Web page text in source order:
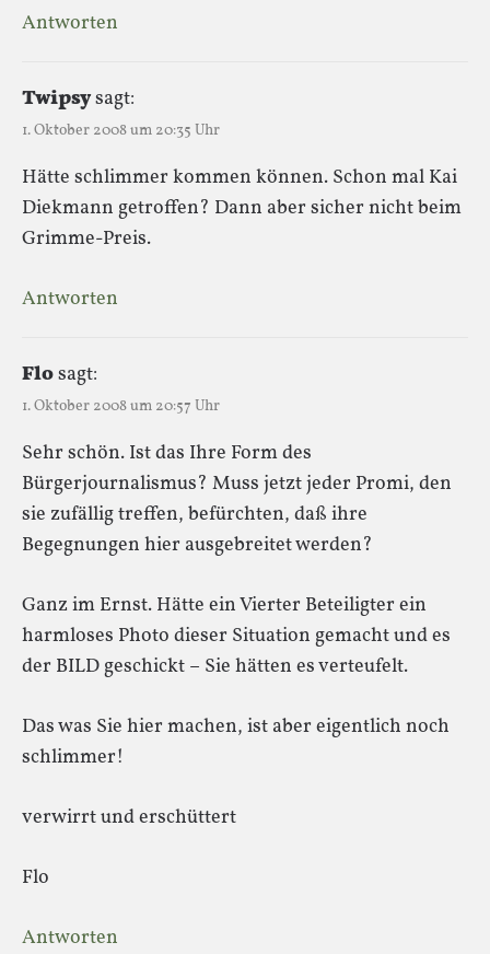
Antworten
Twipsysagt:
1. Oktober 2008 um 20:35 Uhr
Hätte schlimmer kommen können. Schon mal Kai
Diekmann getroffen? Dann aber sicher nicht beim
Grimme-Preis.
Antworten
Flosagt:
1. Oktober 2008 um 20:57 Uhr
Sehr schön. Ist das Ihre Form des
Bürgerjournalismus? Muss jetzt jeder Promi, den
sie zufällig treffen, befürchten, daß ihre
Begegnungen hier ausgebreitet werden?
Ganz im Ernst. Hätte ein Vierter Beteiligter ein
harmloses Photo dieser Situation gemacht und es
der BILD geschickt – Sie hätten es verteufelt.
Das was Sie hier machen, ist aber eigentlich noch
schlimmer!
verwirrt und erschüttert
Flo
Antworten